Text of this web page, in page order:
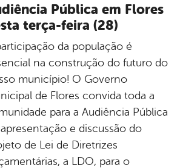
Pública em Flores
terça-feira (28)
da população é
na construção do futuro do
município! O Governo
de Flores convida toda a
para a Audiência Pública
e discussão do
de Lei de Diretrizes
a LDO, para o